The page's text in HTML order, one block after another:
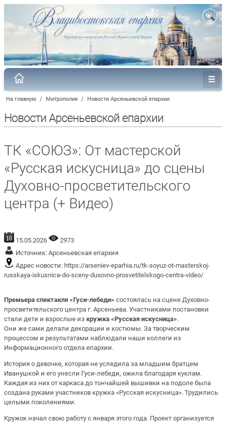
На главную / Митрополия / Новости Арсеньевской епархии
Новости Арсеньевской епархии
ТК «СОЮЗ»: От мастерской
«Русская искусница» до сцены
Духовно-просветительского
центра (+ Видео)
15.05.2026
2973
Источник: Арсеньевская епархия
Адрес новости: https://arseniev-eparhia.ru/tk-soyuz-ot-masterskoj-
russkaya-iskusnica-do-sceny-duxovno-prosvetitelskogo-centra-video/
Премьера спектакля «Гуси-лебеди» состоялась на сцене Духовно-
просветительского центра г. Арсеньева. Участниками постановки
стали дети и взрослые из кружка «Русская искусница».
Они же сами делали декорации и костюмы. За творческим
процессом и результатами наблюдали наши коллеги из
Информационного отдела епархии.
История о девочке, которая не уследила за младшим братцем
Иванушкой и его унесли Гуси-лебеди, ожила благодаря куклам.
Каждая из них от каркаса до тончайшей вышивки на подоле была
создана руками участников кружка «Русская искусница». Трудились
целыми поколениями.
Кружок начал свою работу с января этого года. Проект организуется